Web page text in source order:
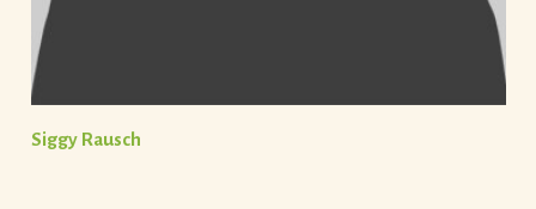
Siggy Rausch